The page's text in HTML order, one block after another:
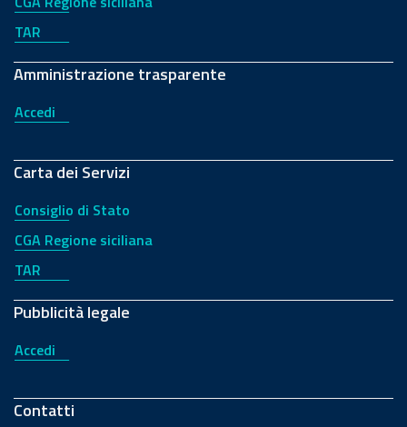
TAR
Amministrazione trasparente
Accedi
Carta dei Servizi
Consiglio di Stato
CGA Regione siciliana
TAR
Pubblicità legale
Accedi
Contatti